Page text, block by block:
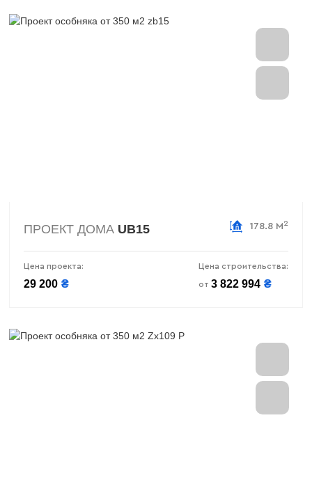
ПРОЕКТ ДОМА UB15 178.8 М 2
Цена проекта:
29 200 ₴
Цена строительства:
от 3 822 994 ₴